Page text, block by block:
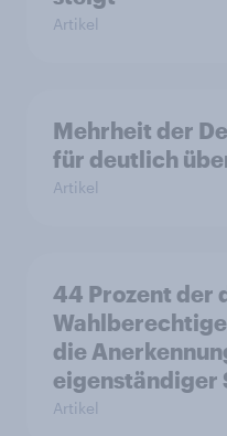
Artikel
Mehrheit der
für deutlich
Artikel
44 Prozent der
die
eigenständiger
Artikel